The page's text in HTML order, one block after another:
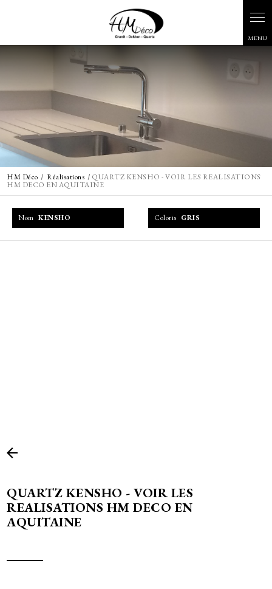
HM Déco Réalisations
QUARTZ KENSHO - VOIR LES REALISATIONS
HM DECO EN AQUITAINE
Nom KENSHO Coloris GRIS
QUARTZ KENSHO - VOIR LES
REALISATIONS HM DECO EN
AQUITAINE
Panneau de gestion des cookies